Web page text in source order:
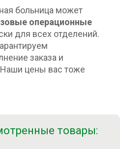
больница может
операционные
для всех отделений.
заказа и
цены вас тоже
товары: